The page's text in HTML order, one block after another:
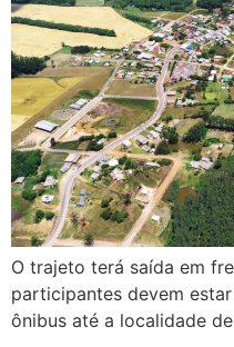
O trajeto terá saída em
participantes devem
ônibus até a localidade